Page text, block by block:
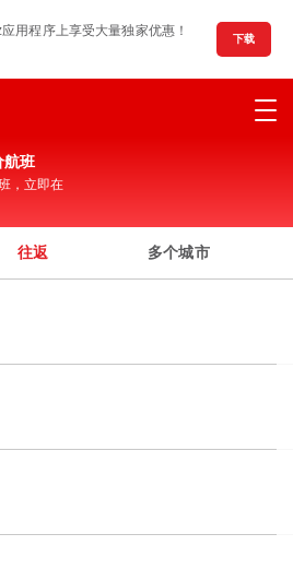
用程序上享受大量独家优惠！
下载
航班
，立即在
往返 多个城市